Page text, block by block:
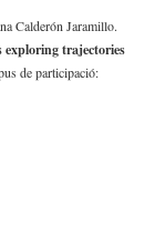
Calderón Jaramillo.
exploring trajectories
de participació: